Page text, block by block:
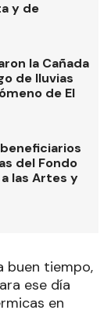
y de
la Cañada
de lluvias
de El
del Fondo
las Artes y
buen tiempo,
ese día
en